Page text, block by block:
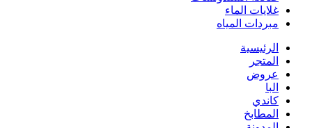
غلايات الماء
مبردات المياه
الرئيسية
المتجر
عروض
البا
كاندي
المطابخ